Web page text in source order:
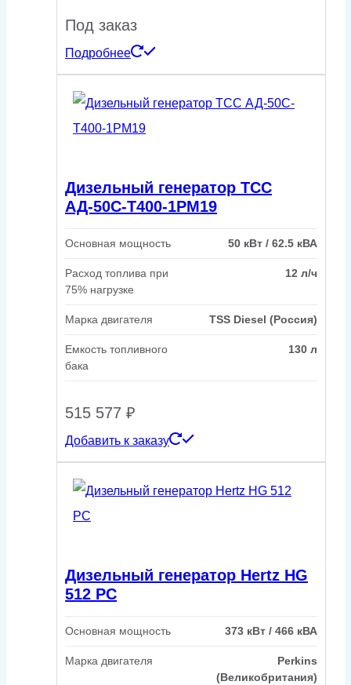
Под заказ
Подробнее
Дизельный генератор ТСС
АД-50С-Т400-1РМ19
Основная мощность 50 кВт / 62.5 кВА
Расход топлива при
75% нагрузке
12 л/ч
Марка двигателя TSS Diesel (Россия)
Емкость топливного
бака
130 л
515 577 ₽
Добавить к заказу
Дизельный генератор Hertz HG
512 PC
Основная мощность 373 кВт / 466 кВА
Марка двигателя
Perkins
(Великобритания)